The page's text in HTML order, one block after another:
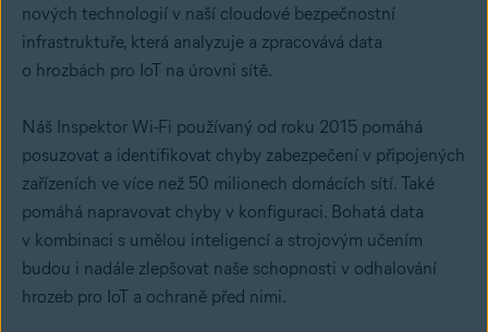
nových technologií v naší cloudové bezpečnostní
infrastruktuře, která analyzuje a zpracovává data
o hrozbách pro IoT na úrovni sítě.
Náš Inspektor Wi-Fi používaný od roku 2015 pomáhá
posuzovat a identifikovat chyby zabezpečení v připojených
zařízeních ve více než 50 milionech domácích sítí. Také
pomáhá napravovat chyby v konfiguraci. Bohatá data
v kombinaci s umělou inteligencí a strojovým učením
budou i nadále zlepšovat naše schopnosti v odhalování
hrozeb pro IoT a ochraně před nimi.